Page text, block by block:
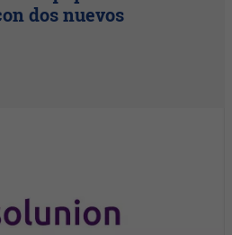
dos nuevos